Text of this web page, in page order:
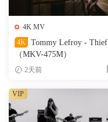
4K MV
4K
Tommy Lefroy - Thief
（MKV-475M）
2天前
VIP